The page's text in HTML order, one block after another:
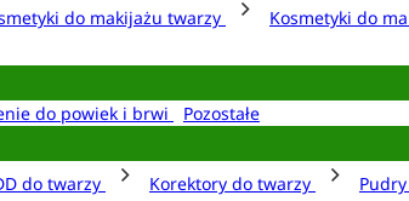
do makijażu twarzy Kosmetyki do
do powiek i brwi
Pozostałe
do twarzy Korektory do twarzy